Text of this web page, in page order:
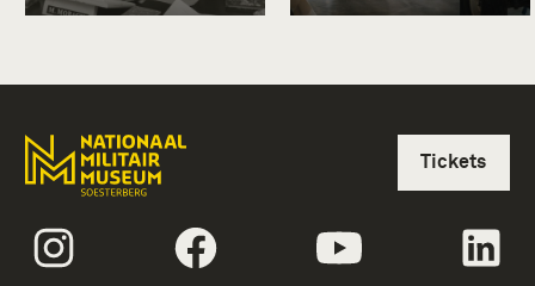
volgtekstInstagramvolgtekstFacebookvolgtekstYoutube
Tickets